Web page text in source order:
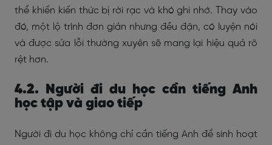
thể khiến kiến thức bị rời rạc và khó ghi nhớ. Thay vào
đó, một lộ trình đơn giản nhưng đều đặn, có luyện nói
và được sửa lỗi thường xuyên sẽ mang lại hiệu quả rõ
rệt hơn.
4.2. Người đi du học cần tiếng Anh
học tập và giao tiếp
Người đi du học không chỉ cần tiếng Anh để sinh hoạt